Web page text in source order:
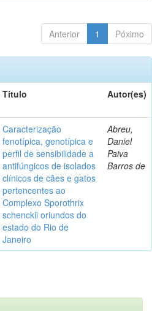
Anterior 1 Póximo
Título Autor(es)
Caracterização
fenotípica, genotípica e
perfil de sensibilidade a
antifúngicos de isolados
clínicos de cães e gatos
pertencentes ao
Complexo Sporothrix
schenckii oriundos do
estado do Rio de
Janeiro
Abreu,
Daniel
Paiva
Barros de